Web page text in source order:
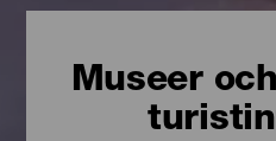
Museer